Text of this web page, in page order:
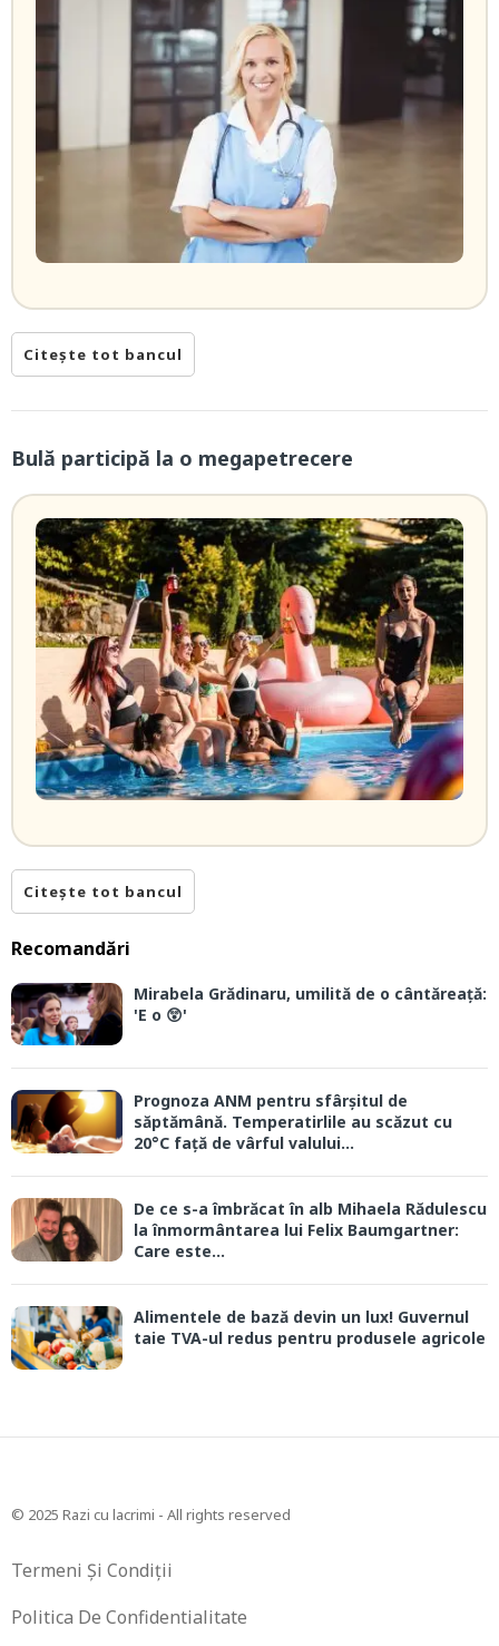
Citește tot bancul
Bulă participă la o megapetrecere
Citește tot bancul
Recomandări
Mirabela Grădinaru, umilită de o cântăreață:
'E o 😲'
Prognoza ANM pentru sfârșitul de
săptămână. Temperatirlile au scăzut cu
20°C față de vârful valului...
De ce s-a îmbrăcat în alb Mihaela Rădulescu
la înmormântarea lui Felix Baumgartner:
Care este...
Alimentele de bază devin un lux! Guvernul
taie TVA-ul redus pentru produsele agricole
© 2025 Razi cu lacrimi - All rights reserved
Termeni Și Condiții
Politica De Confidentialitate